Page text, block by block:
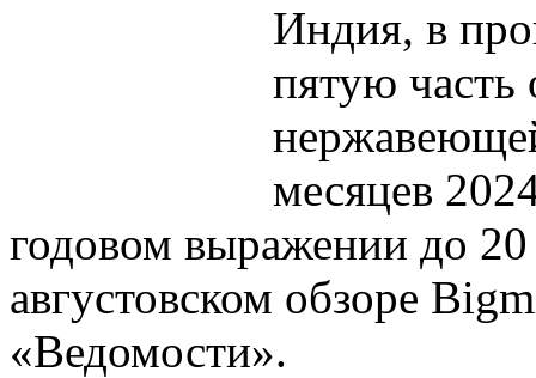
Индия, в
пятую часть
месяцев
годовом выражении до
августовском обзоре
«Ведомости».